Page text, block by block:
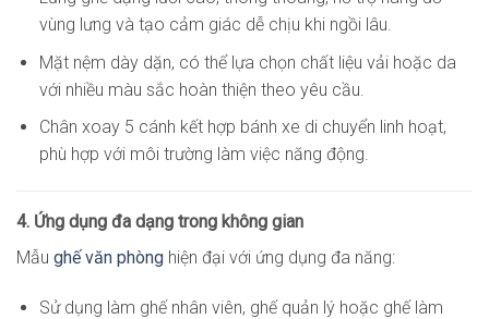
vùng lưng và tạo cảm giác dễ chịu khi ngồi lâu.
Mặt nệm dày dặn, có thể lựa chọn chất liệu vải hoặc da
với nhiều màu sắc hoàn thiện theo yêu cầu.
Chân xoay 5 cánh kết hợp bánh xe di chuyển linh hoạt,
phù hợp với môi trường làm việc năng động.
4. Ứng dụng đa dạng trong không gian
Mẫu ghế văn phòng hiện đại với ứng dụng đa năng:
Sử dụng làm ghế nhân viên, ghế quản lý hoặc ghế làm